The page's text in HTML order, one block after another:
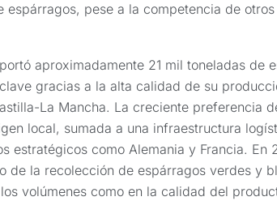
espárragos, pese a la competencia de
aproximadamente 21 mil toneladas de
gracias a la alta calidad de su
La Mancha. La creciente preferencia
local, sumada a una infraestructura
estratégicos como Alemania y Francia. En
de la recolección de espárragos verdes y
volúmenes como en la calidad del